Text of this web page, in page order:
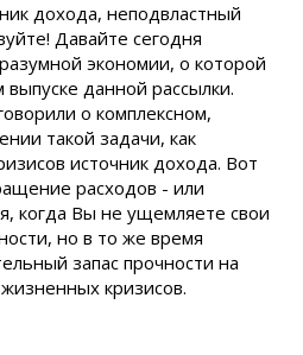
дохода, неподвластный
Давайте сегодня
экономии, о которой
данной рассылки.
о комплексном,
такой задачи, как
источник дохода. Вот
расходов - или
когда Вы не ущемляете свои
но в то же время
запас прочности на
кризисов.